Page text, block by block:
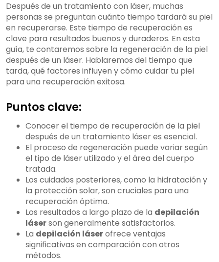
Después de un tratamiento con láser, muchas
personas se preguntan cuánto tiempo tardará su piel
en recuperarse. Este tiempo de recuperación es
clave para resultados buenos y duraderos. En esta
guía, te contaremos sobre la regeneración de la piel
después de un láser. Hablaremos del tiempo que
tarda, qué factores influyen y cómo cuidar tu piel
para una recuperación exitosa.
Puntos clave:
Conocer el tiempo de recuperación de la piel
después de un tratamiento láser es esencial.
El proceso de regeneración puede variar según
el tipo de láser utilizado y el área del cuerpo
tratada.
Los cuidados posteriores, como la hidratación y
la protección solar, son cruciales para una
recuperación óptima.
Los resultados a largo plazo de la depilación
láserson generalmente satisfactorios.
La depilación láserofrece ventajas
significativas en comparación con otros
métodos.